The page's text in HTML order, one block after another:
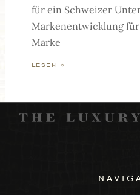
für ein Schweizer
Markenentwicklung
Marke
lesen »